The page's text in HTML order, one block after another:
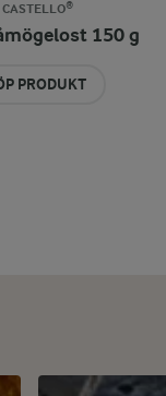
CASTELLO®
150 g
PRODUKT